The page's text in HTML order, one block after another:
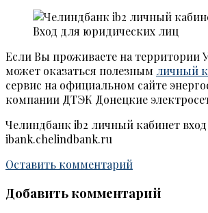
Вход для юридических лиц
Если Вы проживаете на территории
может оказаться полезным личный
сервис на официальном сайте
компании ДТЭК Донецкие
Челиндбанк ib2 личный кабинет
ibank.chelindbank.ru
Оставить комментарий
Добавить комментарий